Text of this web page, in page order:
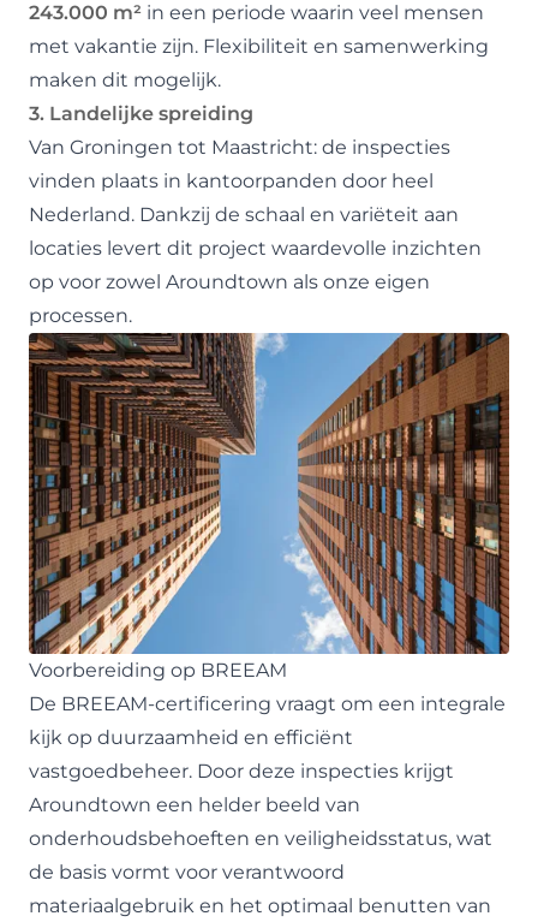
243.000 m² in een periode waarin veel mensen
met vakantie zijn. Flexibiliteit en samenwerking
maken dit mogelijk.
3. Landelijke spreiding
Van Groningen tot Maastricht: de inspecties
vinden plaats in kantoorpanden door heel
Nederland. Dankzij de schaal en variëteit aan
locaties levert dit project waardevolle inzichten
op voor zowel Aroundtown als onze eigen
processen.
Voorbereiding op BREEAM
De BREEAM-certificering vraagt om een integrale
kijk op duurzaamheid en efficiënt
vastgoedbeheer. Door deze inspecties krijgt
Aroundtown een helder beeld van
onderhoudsbehoeften en veiligheidsstatus, wat
de basis vormt voor verantwoord
materiaalgebruik en het optimaal benutten van